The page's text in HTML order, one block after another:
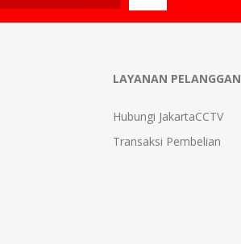
LAYANAN PELANGGAN
Hubungi JakartaCCTV
Transaksi Pembelian